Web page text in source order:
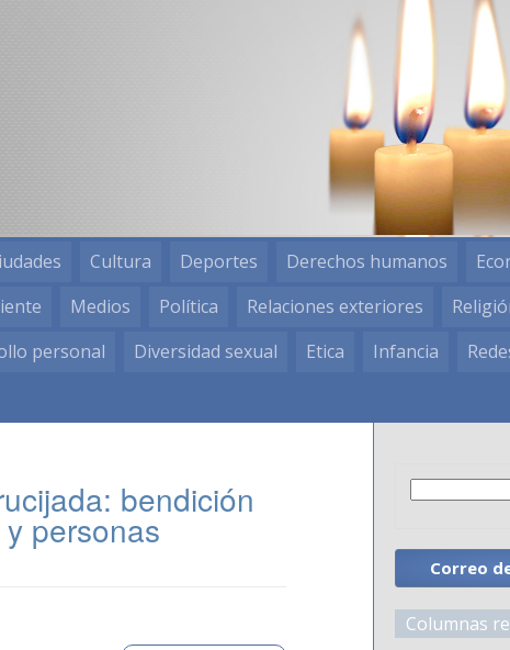
Cultura Deportes Derechos humanos
Medios Política Relaciones exteriores
personal Diversidad sexual Etica Infancia
bendición
personas
Correo
Columnas